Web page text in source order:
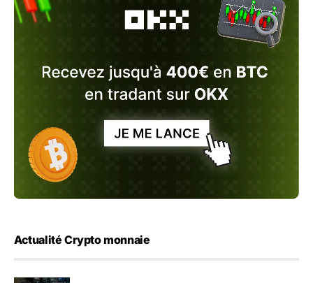
Actualité Crypto monnaie